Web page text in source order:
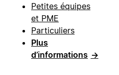
Petites équipes
et PME
Particuliers
Plus
d’informations →